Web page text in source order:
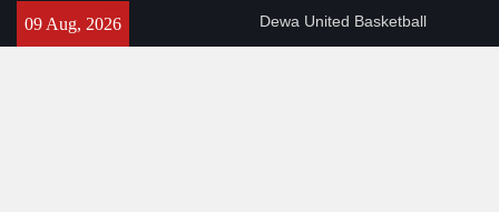
09 Aug, 2026
Dewa United Basketball
Academy Jadi Wadah